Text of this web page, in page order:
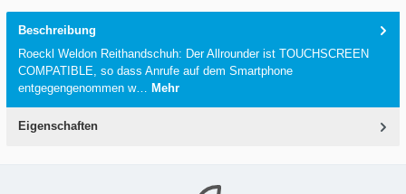
Beschreibung
Roeckl Weldon Reithandschuh: Der Allrounder ist TOUCHSCREEN
COMPATIBLE, so dass Anrufe auf dem Smartphone
entgegengenommen w… Mehr
Eigenschaften